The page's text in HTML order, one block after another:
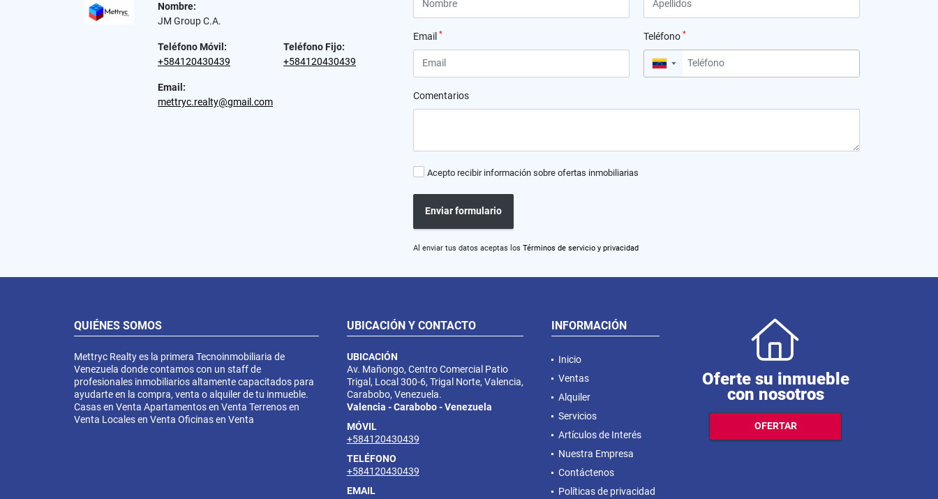
Nombre:
JM Group C.A.
Teléfono Móvil:
+584120430439
Teléfono Fijo:
+584120430439
Email:
mettryc.realty@gmail.com
Email * Teléfono *
▼
Comentarios
Acepto recibir información sobre ofertas inmobiliarias
Enviar formulario
Al enviar tus datos aceptas los Términos de servicio y privacidad
QUIÉNES SOMOS
Mettryc Realty es la primera Tecnoinmobiliaria de
Venezuela donde contamos con un staff de
profesionales inmobiliarios altamente capacitados para
ayudarte en la compra, venta o alquiler de tu inmueble.
Casas en Venta Apartamentos en Venta Terrenos en
Venta Locales en Venta Oficinas en Venta
UBICACIÓN Y CONTACTO
UBICACIÓN
Av. Mañongo, Centro Comercial Patio
Trigal, Local 300-6, Trigal Norte, Valencia,
Carabobo, Venezuela.
Valencia - Carabobo - Venezuela
MÓVIL
+584120430439
TELÉFONO
+584120430439
EMAIL
INFORMACIÓN
Inicio
Ventas
Alquiler
Servicios
Artículos de Interés
Nuestra Empresa
Contáctenos
Políticas de privacidad
Oferte su inmueble
con nosotros
OFERTAR